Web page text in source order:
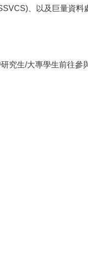
、以及巨量資料
究生/大專學生前往參